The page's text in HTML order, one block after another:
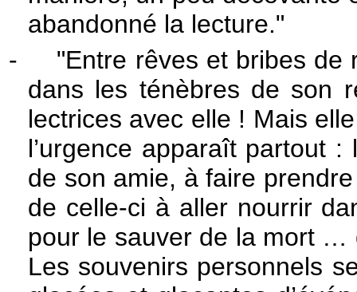
abandonné la lecture."
-
"Entre rêves et bribes de
dans les ténèbres de son
lectrices avec elle ! Mais
l’urgence apparaît partout
de son amie, à faire
de celle-ci à aller nourrir
pour le sauver de la mort …
Les souvenirs personnels